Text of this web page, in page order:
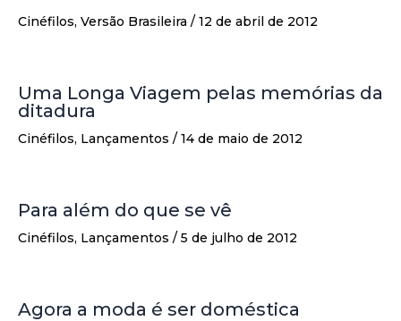
Cinéfilos, Versão Brasileira / 12 de abril de 2012
Uma Longa Viagem pelas memórias da
ditadura
Cinéfilos, Lançamentos / 14 de maio de 2012
Para além do que se vê
Cinéfilos, Lançamentos / 5 de julho de 2012
Agora a moda é ser doméstica